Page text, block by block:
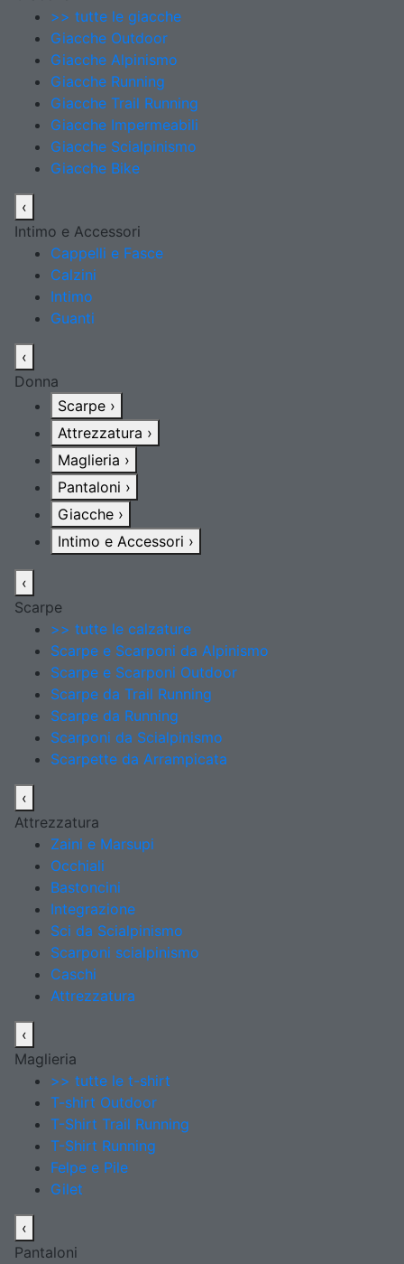
>> tutte le giacche
Giacche Outdoor
Giacche Alpinismo
Giacche Running
Giacche Trail Running
Giacche Impermeabili
Giacche Scialpinismo
Giacche Bike
‹
Intimo e Accessori
Cappelli e Fasce
Calzini
Intimo
Guanti
‹
Donna
Scarpe ›
Attrezzatura ›
Maglieria ›
Pantaloni ›
Giacche ›
Intimo e Accessori ›
‹
Scarpe
>> tutte le calzature
Scarpe e Scarponi da Alpinismo
Scarpe e Scarponi Outdoor
Scarpe da Trail Running
Scarpe da Running
Scarponi da Scialpinismo
Scarpette da Arrampicata
‹
Attrezzatura
Zaini e Marsupi
Occhiali
Bastoncini
Integrazione
Sci da Scialpinismo
Scarponi scialpinismo
Caschi
Attrezzatura
‹
Maglieria
>> tutte le t-shirt
T-shirt Outdoor
T-Shirt Trail Running
T-Shirt Running
Felpe e Pile
Gilet
‹
Pantaloni